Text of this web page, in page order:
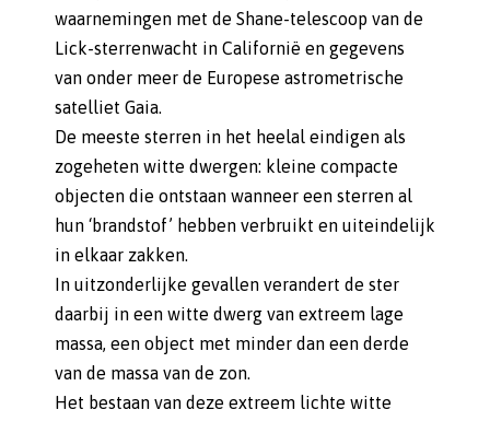
waarnemingen met de Shane-telescoop van de
Lick-sterrenwacht in Californië en gegevens
van onder meer de Europese astrometrische
satelliet Gaia.
De meeste sterren in het heelal eindigen als
zogeheten witte dwergen: kleine compacte
objecten die ontstaan wanneer een sterren al
hun ‘brandstof’ hebben verbruikt en uiteindelijk
in elkaar zakken.
In uitzonderlijke gevallen verandert de ster
daarbij in een witte dwerg van extreem lage
massa, een object met minder dan een derde
van de massa van de zon.
Het bestaan van deze extreem lichte witte